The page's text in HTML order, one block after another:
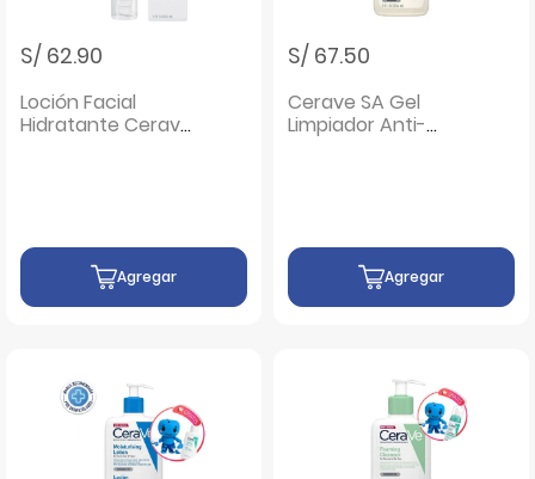
S/ 62.90
Loción Facial
Hidratante Cerave
Agregar
S/ 67.50
Cerave SA Gel
Limpiador Anti-
Agregar